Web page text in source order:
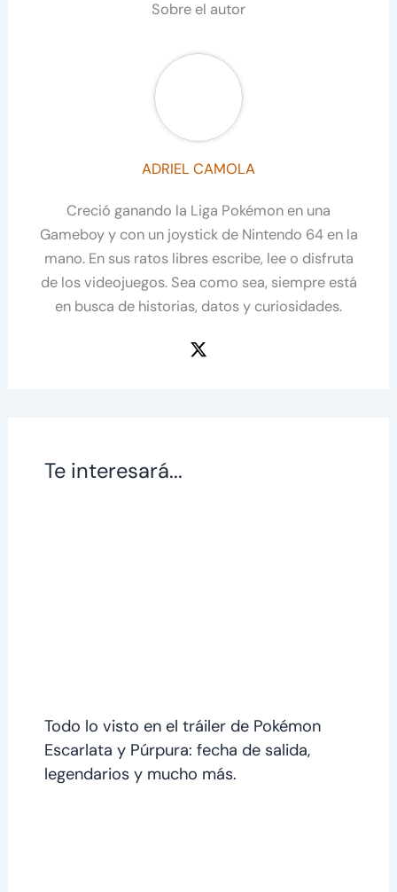
Sobre el autor
ADRIEL CAMOLA
Creció ganando la Liga Pokémon en una
Gameboy y con un joystick de Nintendo 64 en la
mano. En sus ratos libres escribe, lee o disfruta
de los videojuegos. Sea como sea, siempre está
en busca de historias, datos y curiosidades.
Te interesará...
Todo lo visto en el tráiler de Pokémon
Escarlata y Púrpura: fecha de salida,
legendarios y mucho más.